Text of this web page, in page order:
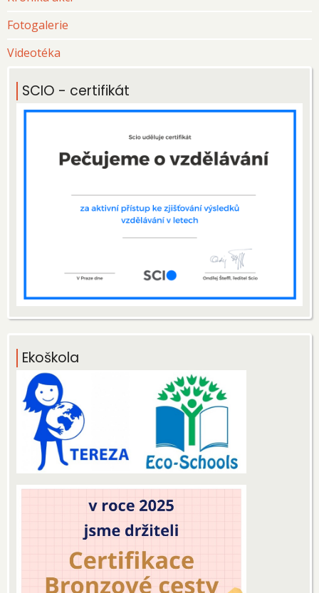
Fotogalerie
Videotéka
SCIO - certifikát
Ekoškola